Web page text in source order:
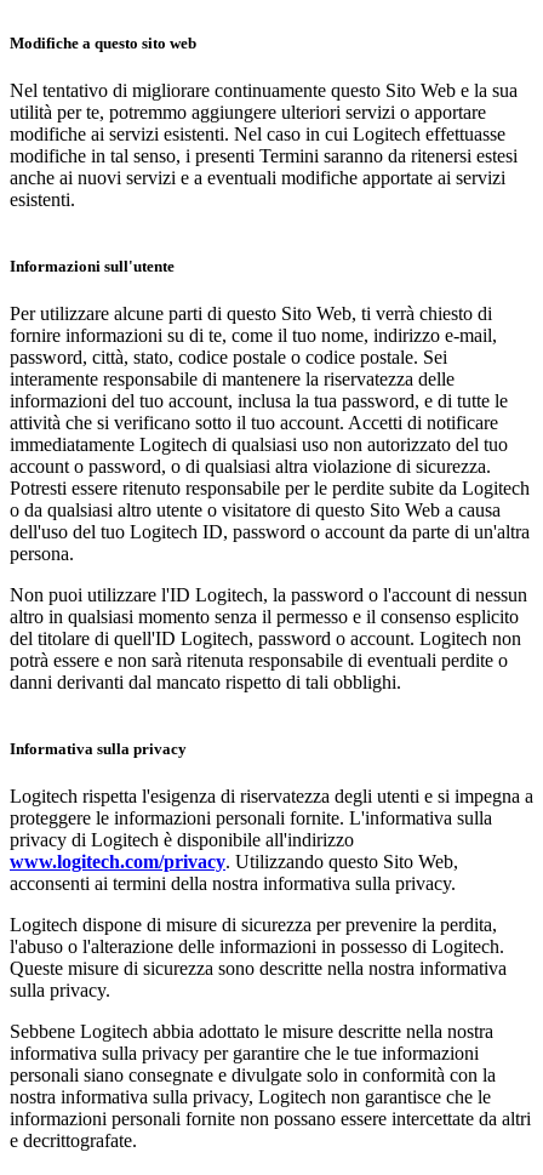
Modifiche a questo sito web
Nel tentativo di migliorare continuamente questo Sito Web e la sua
utilità per te, potremmo aggiungere ulteriori servizi o apportare
modifiche ai servizi esistenti. Nel caso in cui Logitech effettuasse
modifiche in tal senso, i presenti Termini saranno da ritenersi estesi
anche ai nuovi servizi e a eventuali modifiche apportate ai servizi
esistenti.
Informazioni sull'utente
Per utilizzare alcune parti di questo Sito Web, ti verrà chiesto di
fornire informazioni su di te, come il tuo nome, indirizzo e-mail,
password, città, stato, codice postale o codice postale. Sei
interamente responsabile di mantenere la riservatezza delle
informazioni del tuo account, inclusa la tua password, e di tutte le
attività che si verificano sotto il tuo account. Accetti di notificare
immediatamente Logitech di qualsiasi uso non autorizzato del tuo
account o password, o di qualsiasi altra violazione di sicurezza.
Potresti essere ritenuto responsabile per le perdite subite da Logitech
o da qualsiasi altro utente o visitatore di questo Sito Web a causa
dell'uso del tuo Logitech ID, password o account da parte di un'altra
persona.
Non puoi utilizzare l'ID Logitech, la password o l'account di nessun
altro in qualsiasi momento senza il permesso e il consenso esplicito
del titolare di quell'ID Logitech, password o account. Logitech non
potrà essere e non sarà ritenuta responsabile di eventuali perdite o
danni derivanti dal mancato rispetto di tali obblighi.
Informativa sulla privacy
Logitech rispetta l'esigenza di riservatezza degli utenti e si impegna a
proteggere le informazioni personali fornite. L'informativa sulla
privacy di Logitech è disponibile all'indirizzo
www.logitech.com/privacy. Utilizzando questo Sito Web,
acconsenti ai termini della nostra informativa sulla privacy.
Logitech dispone di misure di sicurezza per prevenire la perdita,
l'abuso o l'alterazione delle informazioni in possesso di Logitech.
Queste misure di sicurezza sono descritte nella nostra informativa
sulla privacy.
Sebbene Logitech abbia adottato le misure descritte nella nostra
informativa sulla privacy per garantire che le tue informazioni
personali siano consegnate e divulgate solo in conformità con la
nostra informativa sulla privacy, Logitech non garantisce che le
informazioni personali fornite non possano essere intercettate da altri
e decrittografate.